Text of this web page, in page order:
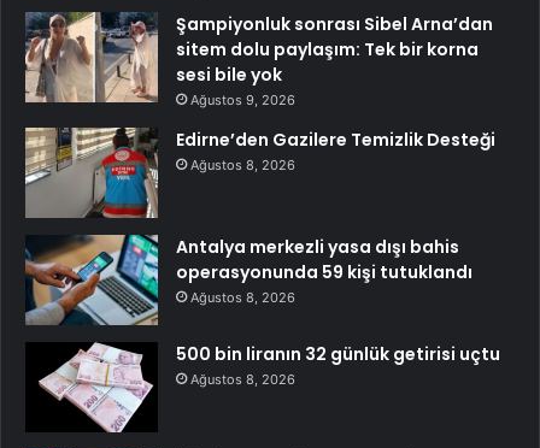
Şampiyonluk sonrası Sibel Arna’dan
sitem dolu paylaşım: Tek bir korna
sesi bile yok
Ağustos 9, 2026
Edirne’den Gazilere Temizlik Desteği
Ağustos 8, 2026
Antalya merkezli yasa dışı bahis
operasyonunda 59 kişi tutuklandı
Ağustos 8, 2026
500 bin liranın 32 günlük getirisi uçtu
Ağustos 8, 2026